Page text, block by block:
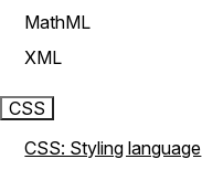
MathML
XML
CSS
CSS: Styling language